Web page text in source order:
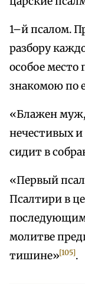
1–й псалом.
разбору
особое место
знакомою по
«Блажен муж,
нечестивых
сидит в
«Первый
Псалтири в
молитве
тишине»[105].